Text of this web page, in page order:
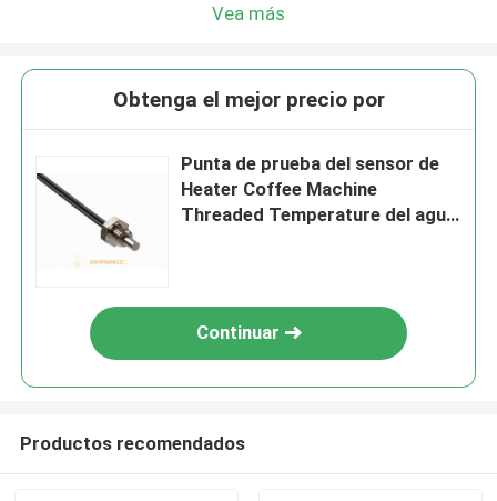
Vea más
Obtenga el mejor precio por
Punta de prueba del sensor de
Heater Coffee Machine
Threaded Temperature del agua
Continuar
Productos recomendados